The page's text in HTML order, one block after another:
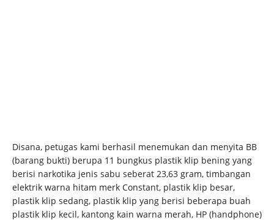
Disana, petugas kami berhasil menemukan dan menyita BB
(barang bukti) berupa 11 bungkus plastik klip bening yang
berisi narkotika jenis sabu seberat 23,63 gram, timbangan
elektrik warna hitam merk Constant, plastik klip besar,
plastik klip sedang, plastik klip yang berisi beberapa buah
plastik klip kecil, kantong kain warna merah, HP (handphone)